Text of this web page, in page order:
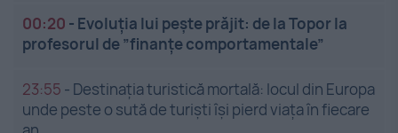
00:20 - Evoluția lui pește prăjit: de la Topor la
profesorul de ”finanțe comportamentale”
23:55 - Destinația turistică mortală: locul din Europa
unde peste o sută de turiști își pierd viața în fiecare